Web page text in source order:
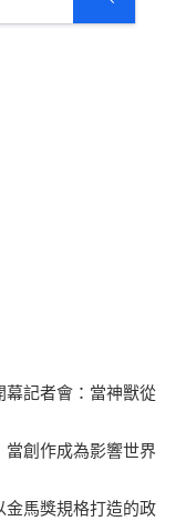
記者會：當神獸從
創作成為影響世界
馬獎規格打造的政